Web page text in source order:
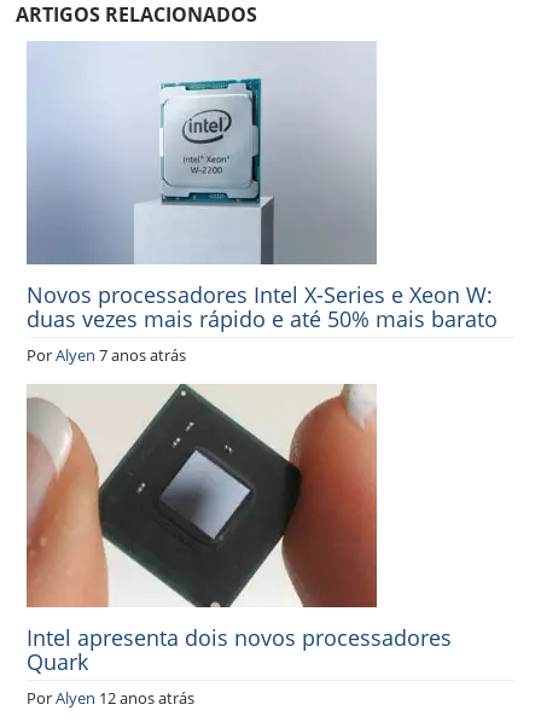
ARTIGOS RELACIONADOS
Novos processadores Intel X-Series e Xeon W:
duas vezes mais rápido e até 50% mais barato
PorAlyen 7 anos atrás
Intel apresenta dois novos processadores
Quark
PorAlyen 12 anos atrás